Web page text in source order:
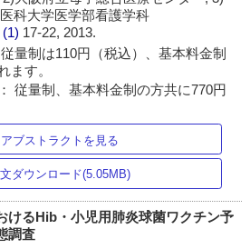
科大学医学部看護学科
(1) 17-22, 2013.
量制は110円（税込）、基本料金制
ます。
従量制、基本料金制の方共に770円
アブストラクトを見る
ダウンロード(5.05MB)
けるHib・小児用肺炎球菌ワクチン予
調査